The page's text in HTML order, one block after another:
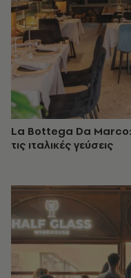
La Bottega Da Marco:
τις ιταλικές γεύσεις